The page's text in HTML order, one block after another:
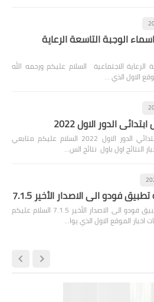
الوجبة التاسعة الرعاية
الاجتماعية السلام عليكم ورحمه الله
الاول الذي …
الدور الاول 2022
نتائج السادس ابتدائي الدور الاول 2022 السلام عليكم متابعي
النتائج اول باول نتائج الس…
فودو الى الاصدار الأخير 7.1.5
تحديث نسخة تطبيق فودو الى الاصدار الأخير 7.1.5 السلام عليكم
الموقع الاول الذي يوا…